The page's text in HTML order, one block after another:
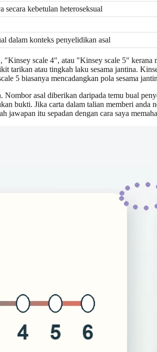
secara kebetulan heteroseksual
dalam konteks penyelidikan asal
scale 4", atau "Kinsey scale 5" kerana
tarikan atau tingkah laku sesama jantina.
5 biasanya mencadangkan pola sesama
Nombor asal diberikan daripada temu bual
bukti. Jika carta dalam talian memberi
jawapan itu sepadan dengan cara saya